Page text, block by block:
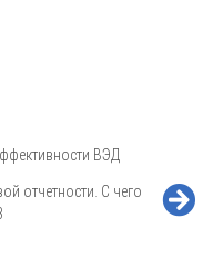
ВЭД
отчетности. С чего